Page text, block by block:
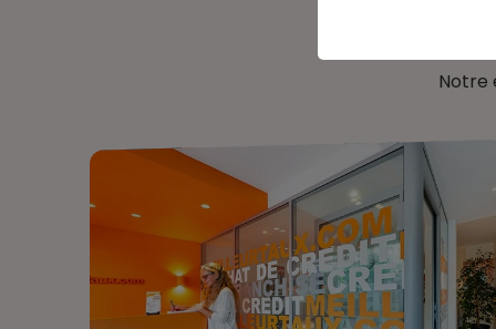
Notre